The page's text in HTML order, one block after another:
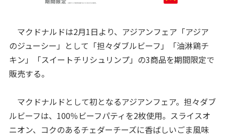
マクドナルドは2月1日より、アジアンフェア「アジア
のジューシー」として「担々ダブルビーフ」「油淋鶏チ
キン」「スイートチリシュリンプ」の3商品を期間限定で
販売する。
マクドナルドとして初となるアジアンフェア。担々ダブ
ルビーフは、100％ビーフパティを2枚使用。スライスオ
ニオン、コクのあるチェダーチーズに香ばしいごま風味